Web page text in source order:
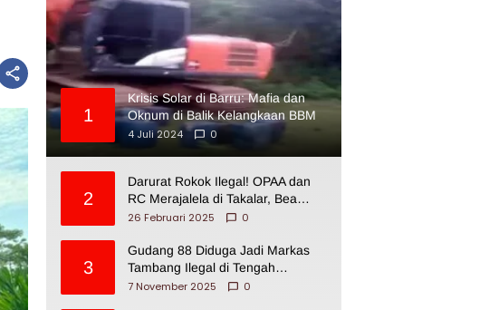
1
Krisis Solar di Barru: Mafia dan
Oknum di Balik Kelangkaan BBM
4 Juli 2024
0
2
Darurat Rokok Ilegal! OPAA dan
RC Merajalela di Takalar, Bea
Cukai Impoten
26 Februari 2025 0
3
Gudang 88 Diduga Jadi Markas
Tambang Ilegal di Tengah
Permukiman Warga Makassar
7 November 2025 0